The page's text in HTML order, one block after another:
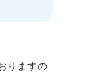
りますの